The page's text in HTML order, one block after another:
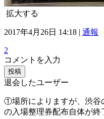
拡大する
2017年4月26日 14:18 | 通報
2
コメントを入力
投稿
退会したユーザー
①場所によりますが、渋谷
の入場整理券配布自体が終